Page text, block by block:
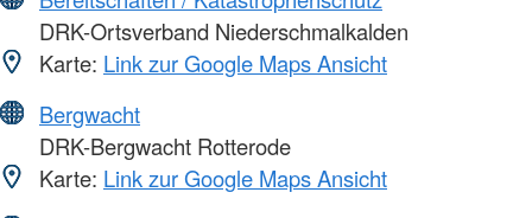
DRK-Ortsverband Niederschmalkalden
Karte: Link zur Google Maps Ansicht
Bergwacht
DRK-Bergwacht Rotterode
Karte: Link zur Google Maps Ansicht